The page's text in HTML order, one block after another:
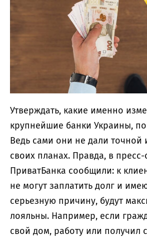
Утверждать, какие именно
крупнейшие банки Украины,
Ведь сами они не дали
своих планах. Правда, в пресс-
ПриватБанка сообщили: к
не могут заплатить долг и
серьезную причину, будут
лояльны. Например, если
свой дом, работу или получил